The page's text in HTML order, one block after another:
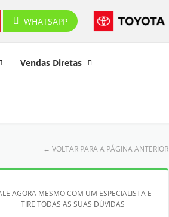
WHATSAPP
Vendas Diretas
← VOLTAR PARA A PÁGINA ANTERIOR
AGORA MESMO COM UM ESPECIALISTA E
TIRE TODAS AS SUAS DÚVIDAS